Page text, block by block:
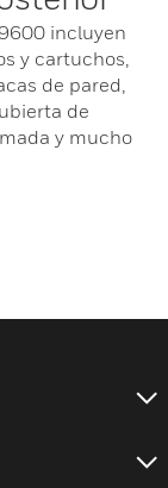
incluyen
y cartuchos,
de pared,
de
y mucho